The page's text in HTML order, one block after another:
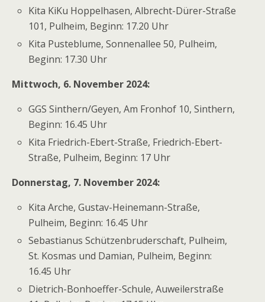
Kita KiKu Hoppelhasen, Albrecht-Dürer-Straße
101, Pulheim, Beginn: 17.20 Uhr
Kita Pusteblume, Sonnenallee 50, Pulheim,
Beginn: 17.30 Uhr
Mittwoch, 6. November 2024:
GGS Sinthern/Geyen, Am Fronhof 10, Sinthern,
Beginn: 16.45 Uhr
Kita Friedrich-Ebert-Straße, Friedrich-Ebert-
Straße, Pulheim, Beginn: 17 Uhr
Donnerstag, 7. November 2024:
Kita Arche, Gustav-Heinemann-Straße,
Pulheim, Beginn: 16.45 Uhr
Sebastianus Schützenbruderschaft, Pulheim,
St. Kosmas und Damian, Pulheim, Beginn:
16.45 Uhr
Dietrich-Bonhoeffer-Schule, Auweilerstraße